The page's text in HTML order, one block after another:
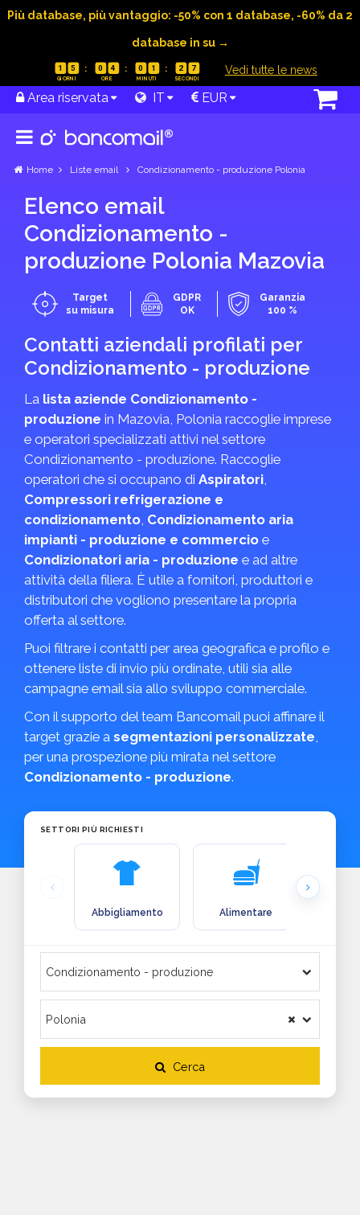
Più database, più vantaggio: -50% con 1 database, -60% da 2
database in su →
1 5 0 4 0 1 2 7 Vedi tutte le news
Area riservata IT EUR
Home Liste email Condizionamento - produzione Polonia
Elenco email
Condizionamento -
produzione Polonia Mazovia
Target
su misura
GDPR
OK
Garanzia
100 %
Contatti aziendali profilati per
Condizionamento - produzione
La lista aziende Condizionamento -
produzione in Mazovia, Polonia raccoglie imprese
e operatori specializzati attivi nel settore
Condizionamento - produzione. Raccoglie
operatori che si occupano di Aspiratori,
Compressori refrigerazione e
condizionamento, Condizionamento aria
impianti - produzione e commercio e
Condizionatori aria - produzione e ad altre
attività della filiera. È utile a fornitori, produttori e
distributori che vogliono presentare la propria
offerta al settore.
Puoi filtrare i contatti per area geografica e profilo e
ottenere liste di invio più ordinate, utili sia alle
campagne email sia allo sviluppo commerciale.
Con il supporto del team Bancomail puoi affinare il
target grazie a segmentazioni personalizzate,
per una prospezione più mirata nel settore
Condizionamento - produzione.
SETTORI PIÙ RICHIESTI
Abbigliamento Alimentare
Cerca